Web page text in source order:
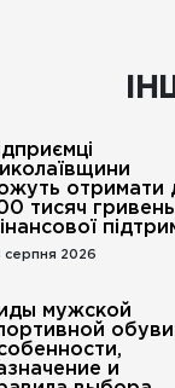
отримати
тисяч гривень
серпня 2026
мужской
и